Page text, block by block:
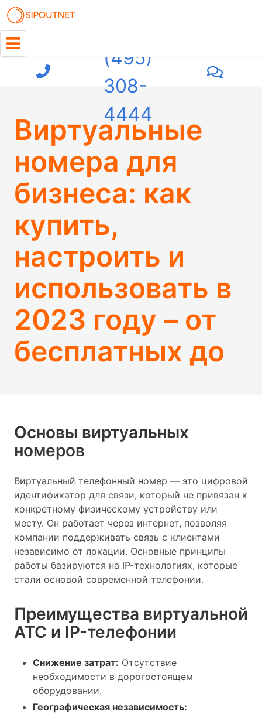
(495)
308-
4444
Виртуальные
номера для
бизнеса: как
купить,
настроить и
использовать в
2023 году – от
бесплатных до
Основы виртуальных
номеров
Виртуальный телефонный номер — это цифровой
идентификатор для связи, который не привязан к
конкретному физическому устройству или
месту. Он работает через интернет, позволяя
компании поддерживать связь с клиентами
независимо от локации. Основные принципы
работы базируются на IP-технологиях, которые
стали основой современной телефонии.
Преимущества виртуальной
АТС и IP-телефонии
Снижение затрат: Отсутствие
необходимости в дорогостоящем
оборудовании.
Географическая независимость: